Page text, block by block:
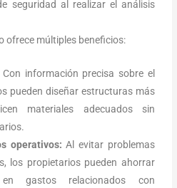
seguridad al realizar el análisis
ofrece múltiples beneficios:
Con información precisa sobre el
pueden diseñar estructuras más
materiales adecuados sin
operativos: Al evitar problemas
los propietarios pueden ahorrar
en gastos relacionados con